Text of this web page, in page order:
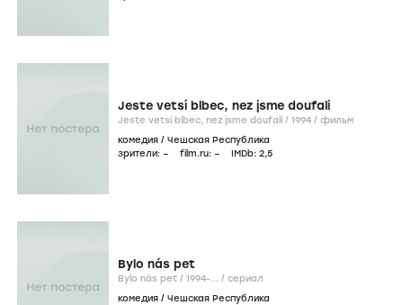
Jeste vetsí blbec, nez jsme doufali
Jeste vetsí blbec, nez jsme doufali / 1994 / фильм
комедия / Чешская Республика
зрители: – film.ru: – IMDb: 2,5
Bylo nás pet
Bylo nás pet / 1994-... / сериал
комедия / Чешская Республика